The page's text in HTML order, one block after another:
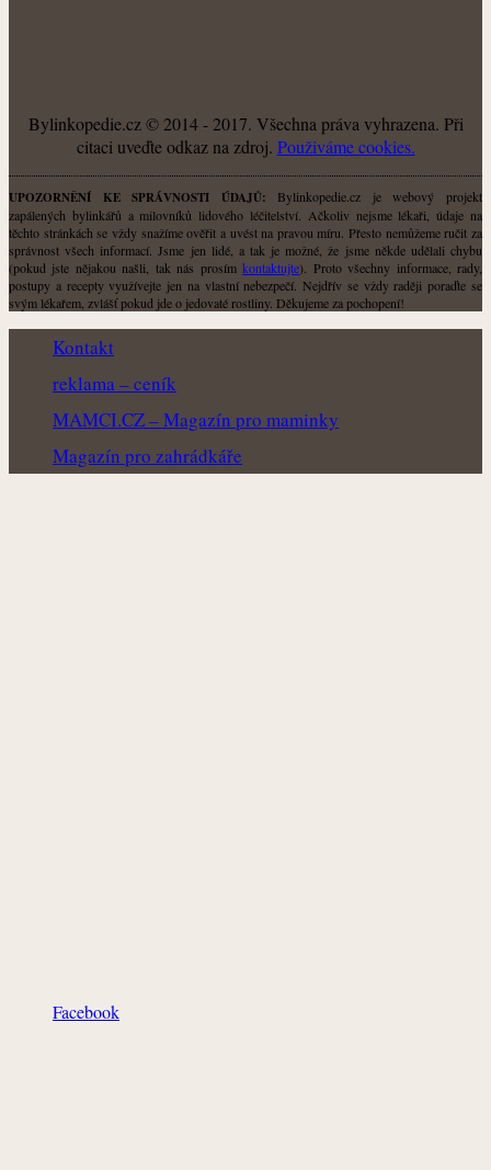
Bylinkopedie.cz © 2014 - 2017. Všechna práva vyhrazena. Při
citaci uveďte odkaz na zdroj. Použiváme cookies.
UPOZORNĚNÍ KE SPRÁVNOSTI ÚDAJŮ: Bylinkopedie.cz je webový projekt
zapálených bylinkářů a milovníků lidového léčitelství. Ačkoliv nejsme lékaři, údaje na
těchto stránkách se vždy snažíme ověřit a uvést na pravou míru. Přesto nemůžeme ručit za
správnost všech informací. Jsme jen lidé, a tak je možné, že jsme někde udělali chybu
(pokud jste nějakou našli, tak nás prosímkontaktujte). Proto všechny informace, rady,
postupy a recepty využívejte jen na vlastní nebezpečí. Nejdřív se vždy raději poraďte se
svým lékařem, zvlášť pokud jde o jedovaté rostliny. Děkujeme za pochopení!
Kontakt
reklama – ceník
MAMCI.CZ – Magazín pro maminky
Magazín pro zahrádkáře
Facebook